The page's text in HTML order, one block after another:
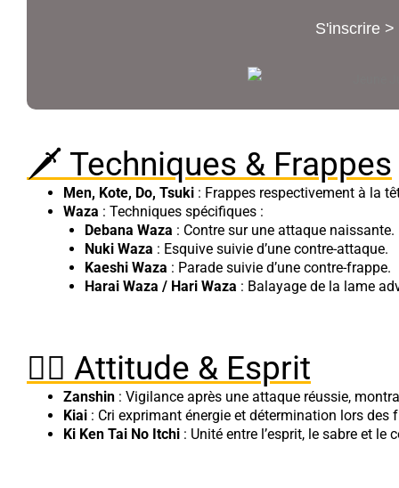
S'inscrire >
🗡️ Techniques & Frappes
Men, Kote, Do, Tsuki : Frappes respectivement à la
Waza : Techniques spécifiques :
Debana Waza : Contre sur une attaque naissante.
Nuki Waza : Esquive suivie d’une contre-attaque.
Kaeshi Waza : Parade suivie d’une contre-frappe.
Harai Waza / Hari Waza : Balayage de la lame
🧘‍♂️ Attitude & Esprit
Zanshin : Vigilance après une attaque réussie,
Kiai : Cri exprimant énergie et détermination lors des
Ki Ken Tai No Itchi : Unité entre l’esprit, le sabre et le